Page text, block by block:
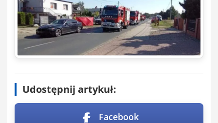
Udostępnij artykuł:
Facebook